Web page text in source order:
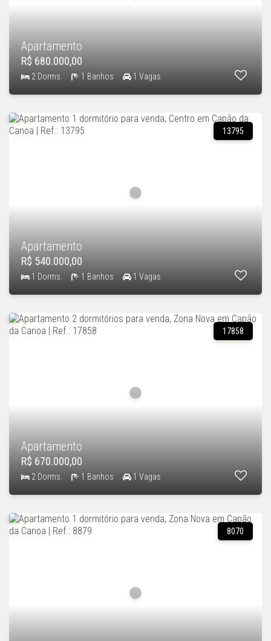
Apartamento
R$ 680.000,00
2 Dorms. 1 Banhos 1 Vagas
13795
Apartamento
R$ 540.000,00
1 Dorms. 1 Banhos 1 Vagas
17858
Apartamento
R$ 670.000,00
2 Dorms. 1 Banhos 1 Vagas
8070